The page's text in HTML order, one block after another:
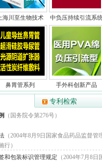
海川至生物技术 中负压持续引流系
鼻胃管系列 手外科创新产品
专利检索
（国务院令第276号）
（2004年8月9日国家食品药品监督管
行）
和包装标识管理规定 （2004年7月8